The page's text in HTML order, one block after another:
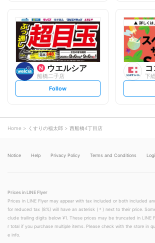
l
o
w
ウエルシア
船橋二子店
s
t
o
w
Follow
下
Home くすりの福太郎 西船橋4丁目店
Notice Help Privacy Policy Terms and Conditions
Prices in LINE Flyer
Prices in LINE Flyer may appear with tax included or both included
for reduced tax (8%) will have an asterisk (＊) next to their price.
clude trailing digits below ¥1. These prices may be truncated in LINE
r total if you purchase multiple items. Please check with the store in
e info.